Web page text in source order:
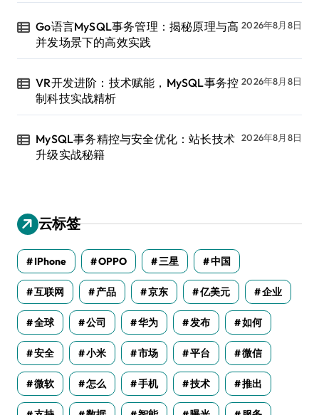
Go语言MySQL事务管理：揭秘原理与高
并发场景下的高效实践
2026年8月8日
VR开发进阶：技术赋能，MySQL事务控
制科技实战精析
2026年8月8日
MySQL事务精控与安全优化：站长技术
升级实战秘籍
2026年8月8日
云标签
IPhone OPPO 三星 中国
互联网 产品 京东 亿美元 企业
全球 公司 华为 发布 如何
安全 小米 市场 平台 微信
微软 怎么 手机 技术 推出